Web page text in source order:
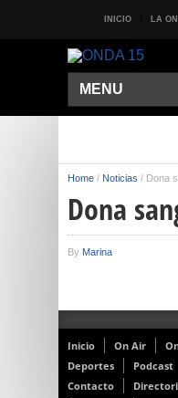
INICIO LA
MENU
Home / Noticias / Dona
Dona
By Marina
Inicio On Air
Deportes
Podcast
Contacto